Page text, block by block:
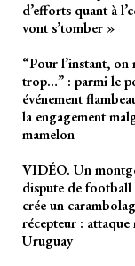
d’efforts quant à
vont s’tomber »
“Pour l’instant, on
trop…” : parmi le
événement
la engagement
mamelon
VIDÉO. Un
dispute de football
crée un
récepteur : attaque
Uruguay